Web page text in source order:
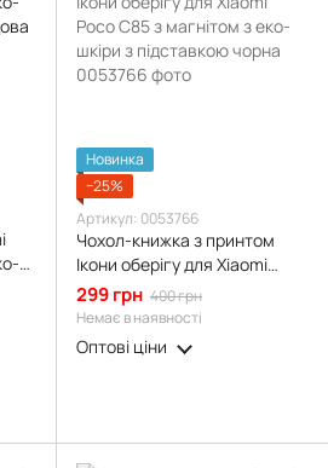
Новинка
−25%
Артикул: 0053766
Чохол-книжка з принтом
Ікони оберігу для Xiaomi
Poco C85 з магнітом з еко-
шкіри з підставкою чорна
299 грн 400 грн
Немає в наявності
Оптові ціни